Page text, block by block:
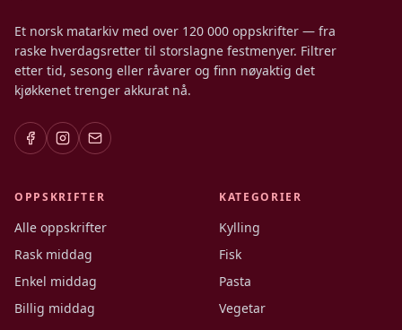
Et norsk matarkiv med over 120 000 oppskrifter — fra
raske hverdagsretter til storslagne festmenyer. Filtrer
etter tid, sesong eller råvarer og finn nøyaktig det
kjøkkenet trenger akkurat nå.
OPPSKRIFTER
Alle oppskrifter
Rask middag
Enkel middag
Billig middag
KATEGORIER
Kylling
Fisk
Pasta
Vegetar